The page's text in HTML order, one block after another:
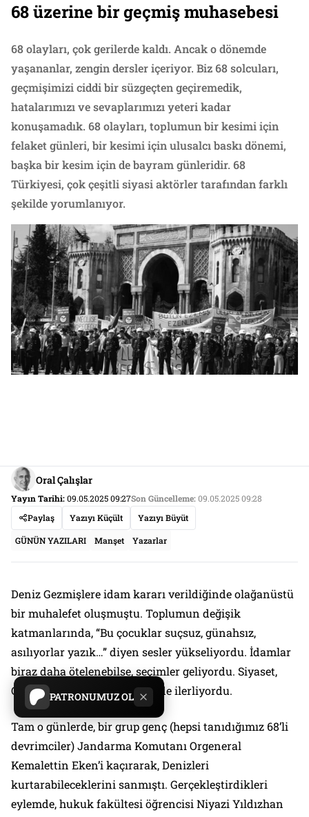
PATRONUMUZ OL
68 üzerine bir geçmiş muhasebesi
68 olayları, çok gerilerde kaldı. Ancak o dönemde
yaşananlar, zengin dersler içeriyor. Biz 68 solcuları,
geçmişimizi ciddi bir süzgeçten geçiremedik,
hatalarımızı ve sevaplarımızı yeteri kadar
konuşamadık. 68 olayları, toplumun bir kesimi için
felaket günleri, bir kesimi için ulusalcı baskı dönemi,
başka bir kesim için de bayram günleridir. 68
Türkiyesi, çok çeşitli siyasi aktörler tarafından farklı
şekilde yorumlanıyor.
Oral Çalışlar
Yayın Tarihi:09.05.2025 09:27Son Güncelleme:09.05.2025 09:28
Paylaş
Yazıyı Küçült Yazıyı Büyüt
GÜNÜN YAZILARI Manşet Yazarlar
Deniz Gezmişlere idam kararı verildiğinde olağanüstü
bir muhalefet oluşmuştu. Toplumun değişik
katmanlarında, “Bu çocuklar suçsuz, günahsız,
asılıyorlar yazık…” diyen sesler yükseliyordu. İdamlar
biraz daha ötelenebilse, seçimler geliyordu. Siyaset,
CHP-MSP koalisyonu yönünde ilerliyordu.
Tam o günlerde, bir grup genç (hepsi tanıdığımız 68’li
devrimciler) Jandarma Komutanı Orgeneral
Kemalettin Eken’i kaçırarak, Denizleri
kurtarabileceklerini sanmıştı. Gerçekleştirdikleri
eylemde, hukuk fakültesi öğrencisi Niyazi Yıldızhan